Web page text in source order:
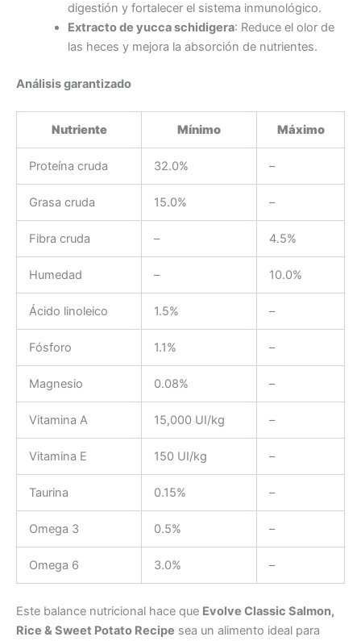
digestión y fortalecer el sistema inmunológico.
Extracto de yucca schidigera: Reduce el olor de
las heces y mejora la absorción de nutrientes.
Análisis garantizado
Nutriente Mínimo Máximo
Proteína cruda 32.0% –
Grasa cruda 15.0% –
Fibra cruda – 4.5%
Humedad – 10.0%
Ácido linoleico 1.5% –
Fósforo 1.1% –
Magnesio 0.08% –
Vitamina A 15,000 UI/kg –
Vitamina E 150 UI/kg –
Taurina 0.15% –
Omega 3 0.5% –
Omega 6 3.0% –
Este balance nutricional hace que Evolve Classic Salmon,
Rice & Sweet Potato Recipe sea un alimento ideal para